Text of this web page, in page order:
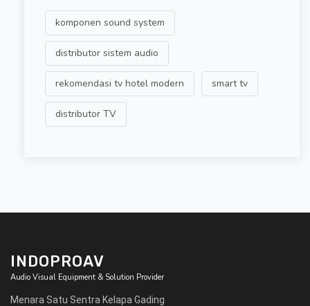
komponen sound system
distributor sistem audio
rekomendasi tv hotel modern smart tv
distributor TV
INDOPROAV
Audio Visual Equipment & Solution Provider
Menara Satu Sentra Kelapa Gading